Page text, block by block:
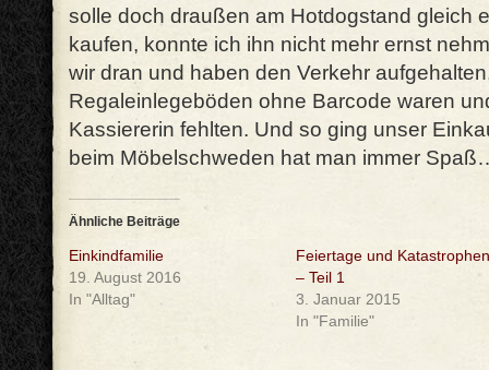
solle doch draußen am Hotdogstand gleich
kaufen, konnte ich ihn nicht mehr ernst
wir dran und haben den Verkehr
Regaleinlegeböden ohne Barcode waren
Kassiererin fehlten. Und so ging unser
beim Möbelschweden hat man immer
Ähnliche Beiträge
Einkindfamilie
19. August 2016
In "Alltag"
Feiertage und Katastrophen
– Teil 1
3. Januar 2015
In "Familie"